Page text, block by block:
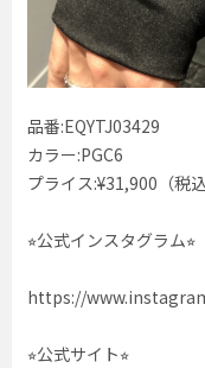
品番:EQYTJ03429
カラー:PGC6
プライス:¥31,900（税込
⭐︎公式インスタグラム⭐︎
https://
⭐︎公式サイト⭐︎